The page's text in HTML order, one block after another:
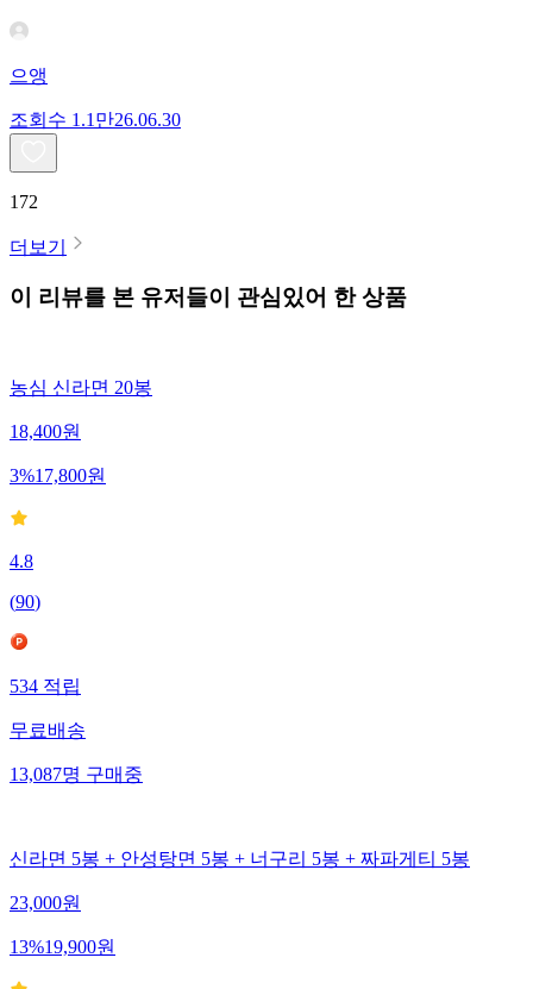
으앵
조회수 1.1만26.06.30
172
더보기
이 리뷰를 본 유저들이 관심있어 한 상품
농심 신라면 20봉
18,400원
3%17,800원
4.8
(90)
534적립
무료배송
13,087명구매중
신라면 5봉 + 안성탕면 5봉 + 너구리 5봉 + 짜파게티 5봉
23,000원
13%19,900원